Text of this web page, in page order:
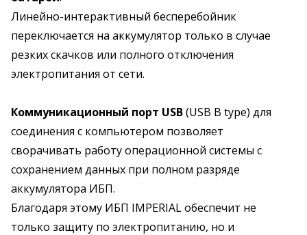
Линейно-интерактивный бесперебойник
переключается на аккумулятор только в случае
резких скачков или полного отключения
электропитания от сети.
Коммуникационный порт USB(USB B type) для
соединения с компьютером позволяет
сворачивать работу операционной системы с
сохранением данных при полном разряде
аккумулятора ИБП.
Благодаря этому ИБП IMPERIAL обеспечит не
только защиту по электропитанию, но и